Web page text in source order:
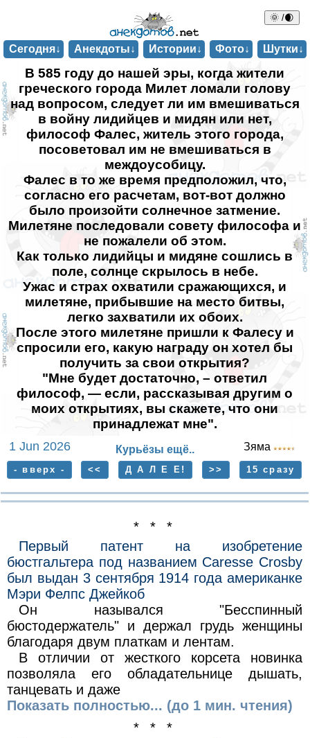
🌞 /🌒
Сегодня↓ Анекдоты↓ Истории↓ Фото↓ Шутки↓
В 585 году до нашей эры, когда жители
греческого города Милет ломали голову
над вопросом, следует ли им вмешиваться
в войну лидийцев и мидян или нет,
философ Фалес, житель этого города,
посоветовал им не вмешиваться в
междоусобицу.
Фалес в то же время предположил, что,
согласно его расчетам, вот-вот должно
было произойти солнечное затмение.
Милетяне последовали совету философа и
не пожалели об этом.
Как только лидийцы и мидяне сошлись в
поле, солнце скрылось в небе.
Ужас и страх охватили сражающихся, и
милетяне, прибывшие на место битвы,
легко захватили их обоих.
После этого милетяне пришли к Фалесу и
спросили его, какую награду он хотел бы
получить за свои открытия?
"Мне будет достаточно, – ответил
философ, — если, рассказывая другим о
моих открытиях, вы скажете, что они
принадлежат мне".
1 Jun 2026 Курьёзы ещё.. Зяма
- вверх - << Д А Л Е Е! >> 15 сразу
* * *
Первый патент на изобретение
бюстгальтера под названием Caresse Crosby
был выдан 3 сентября 1914 года американке
Мэри Фелпс Джейкоб
Он назывался "Бесспинный
бюстодержатель" и держал грудь женщины
благодаря двум платкам и лентам.
В отличии от жесткого корсета новинка
позволяла его обладательнице дышать,
танцевать и даже
Показать полностью... (до 1 мин. чтения)
* * *